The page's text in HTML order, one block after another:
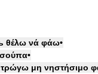
θέλω νά φάω•
μη νηστήσιμο